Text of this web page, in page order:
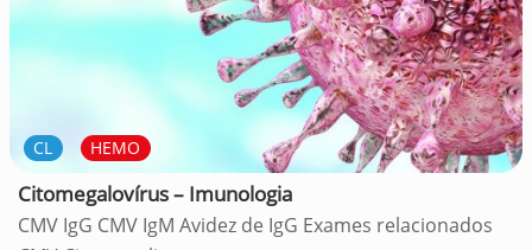
CL HEMO
Citomegalovírus – Imunologia
CMV IgG CMV IgM Avidez de IgG Exames relacionados